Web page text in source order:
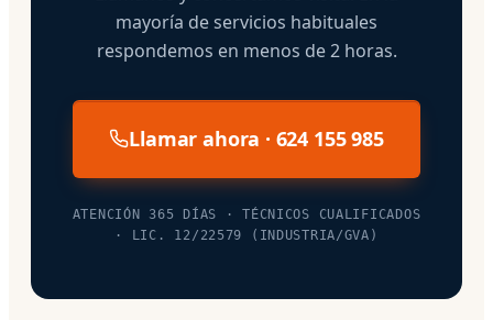
mayoría de servicios habituales
respondemos en menos de 2 horas.
Llamar ahora · 624 155 985
ATENCIÓN 365 DÍAS · TÉCNICOS CUALIFICADOS
· LIC. 12/22579 (INDUSTRIA/GVA)